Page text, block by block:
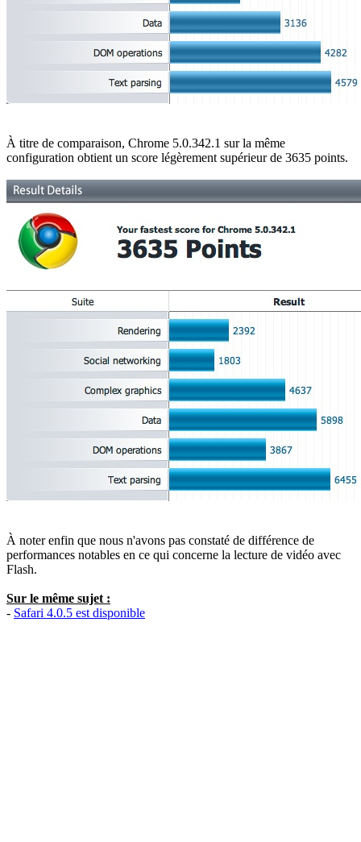
À titre de comparaison, Chrome 5.0.342.1 sur la même
configuration obtient un score légèrement supérieur de 3635 points.
À noter enfin que nous n'avons pas constaté de différence de
performances notables en ce qui concerne la lecture de vidéo avec
Flash.
Sur le même sujet :
- Safari 4.0.5 est disponible